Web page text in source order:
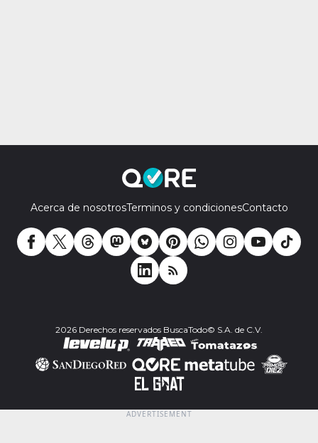
Acerca de nosotrosTerminos y condicionesContacto
2026 Derechos reservados BuscaTodo© S.A. de C.V.